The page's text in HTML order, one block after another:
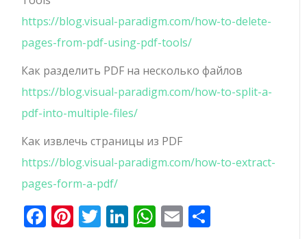
https://blog.visual-paradigm.com/how-to-delete-
pages-from-pdf-using-pdf-tools/
Как разделить PDF на несколько файлов
https://blog.visual-paradigm.com/how-to-split-a-
pdf-into-multiple-files/
Как извлечь страницы из PDF
https://blog.visual-paradigm.com/how-to-extract-
pages-form-a-pdf/
Facebook
Pinterest
Twitter
LinkedIn
WhatsApp
Email